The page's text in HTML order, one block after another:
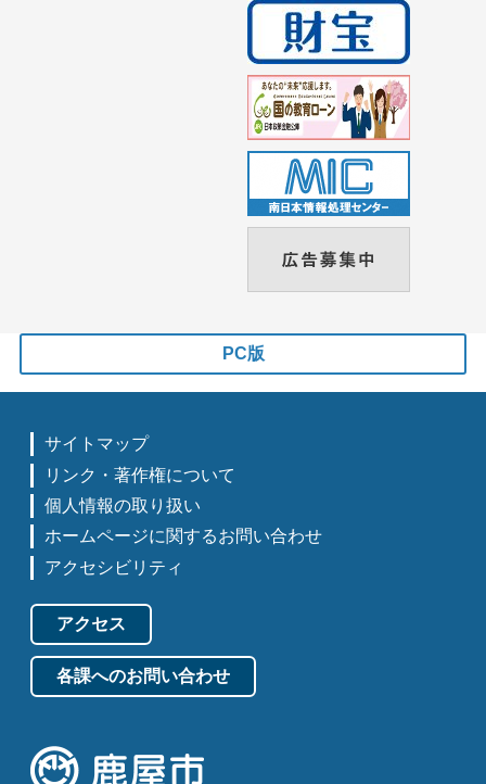
PC版
サイトマップ
リンク・著作権について
個人情報の取り扱い
ホームページに関するお問い合わせ
アクセシビリティ
アクセス
各課へのお問い合わせ